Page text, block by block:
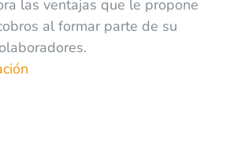
las ventajas que le propone
al formar parte de su